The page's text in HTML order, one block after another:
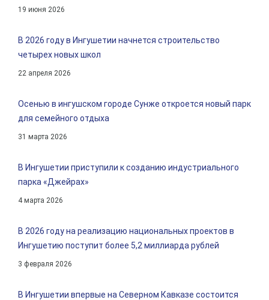
19 июня 2026
В 2026 году в Ингушетии начнется строительство
четырех новых школ
22 апреля 2026
Осенью в ингушском городе Сунже откроется новый парк
для семейного отдыха
31 марта 2026
В Ингушетии приступили к созданию индустриального
парка «Джейрах»
4 марта 2026
В 2026 году на реализацию национальных проектов в
Ингушетию поступит более 5,2 миллиарда рублей
3 февраля 2026
В Ингушетии впервые на Северном Кавказе состоится